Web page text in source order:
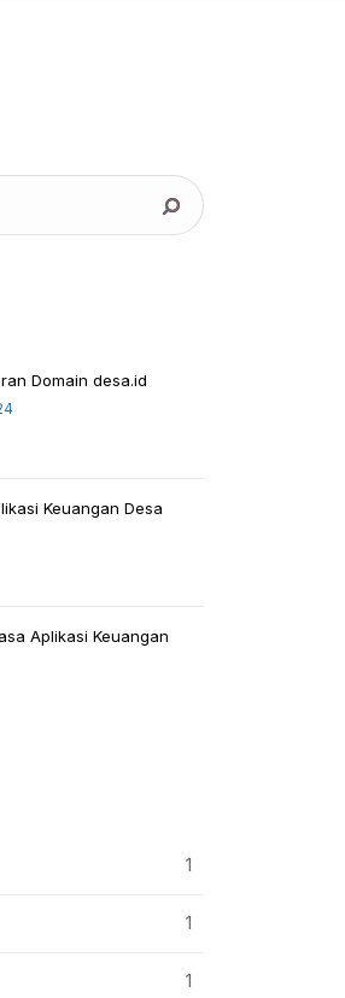
Domain desa.id
Keuangan Desa
Aplikasi Keuangan
1
1
1